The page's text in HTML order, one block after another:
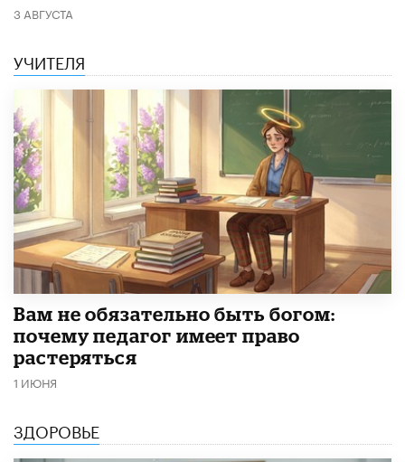
3 АВГУСТА
УЧИТЕЛЯ
​Вам не обязательно быть богом:
почему педагог имеет право
растеряться
1 ИЮНЯ
ЗДОРОВЬЕ